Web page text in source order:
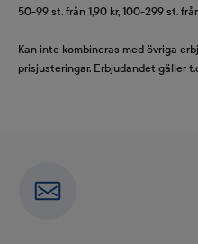
50-99 st. från 1,90 kr, 100-299 st.
Kan inte kombineras med övriga
prisjusteringar. Erbjudandet gäller